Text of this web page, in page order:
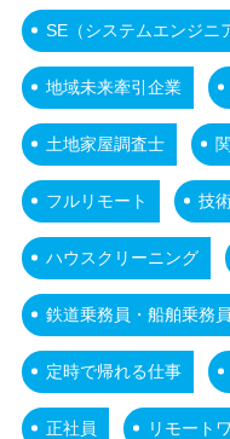
SE（システムエンジニ
地域未来牽引企業
土地家屋調査士
フルリモート 技
ハウスクリーニング
鉄道乗務員・船舶乗務員
定時で帰れる仕事
正社員 リモート